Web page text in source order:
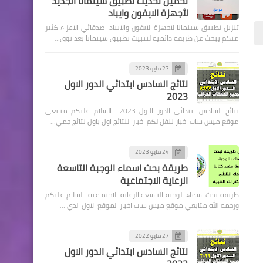
لأجهزة الايفون وايباد
تنزيل تطبيق سينمانا لاجهزة الايفون والايباد اصدقائي الاعزاء كثير
منكم يبحث عن طريقة دائميه لتثبيت تطبيق سينمانا بعد توق…
27 مايو 2023
نتائج السادس ابتدائي الدور الاول
2023
نتائج السادس ابتدائي الدور الاول 2023 السلام عليكم متابعي
موقع ميس سات اخبار ننقل لكم اخبار النتائج اول باول نتائج جمي…
24 مايو 2023
طريقة بحث اسماء الوجبة التاسعة
الرعاية الاجتماعية
طريقة بحث اسماء الوجبة التاسعة الرعاية الاجتماعية السلام عليكم
ورحمه الله متابعي موقع ميس سات اخبار الموقع الاول الذي …
27 مايو 2022
نتائج السادس ابتدائي الدور الاول
اخبارالطقس
تستمر درجات الحرارة تسجل
درجات مئوية
اخبار العامة
جرحى التظاهرات في ذي قار